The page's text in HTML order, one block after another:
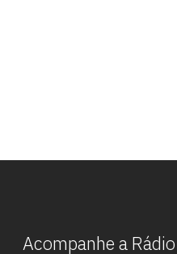
Acompanhe a Rádio